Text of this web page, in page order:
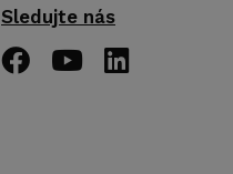
Sledujte nás